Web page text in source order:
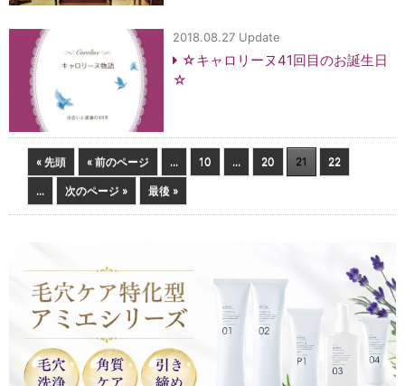
2018.08.27 Update
☆キャロリーヌ41回目のお誕生日
☆
« 先頭 « 前のページ ... 10 ... 20 21 22
... 次のページ » 最後 »